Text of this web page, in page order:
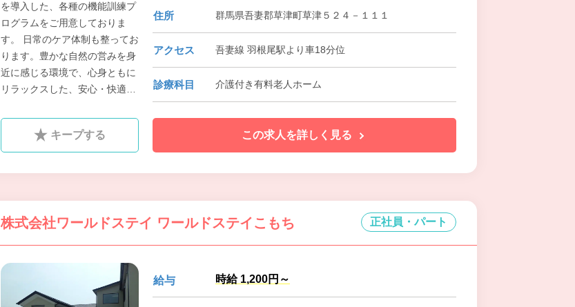
を導入した、各種の機能訓練プ
ログラムをご用意しておりま
す。 日常のケア体制も整ってお
ります。豊かな自然の営みを身
近に感じる環境で、心身ともに
リラックスした、安心・快適な
タッフ一同、努めています。私
たちと一緒に元気に働いて頂け
る方のご応募をお待ちしており
ます。
住所 群馬県吾妻郡草津町草津５２４－１１１
アクセス 吾妻線 羽根尾駅より車18分位
診療科目 介護付き有料老人ホーム
キープする この求人を詳しく見る
株式会社ワールドステイ ワールドステイこもち 正社員・パート
給与 時給 1,200円～